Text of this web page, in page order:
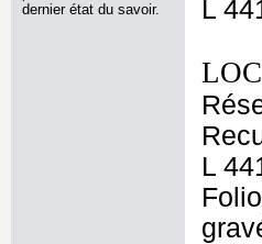
dernier état du savoir.
L
L